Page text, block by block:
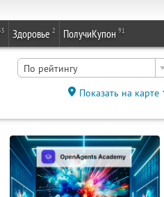
Здоровье 2 ПолучиКупон 91
По рейтингу
Показать на карте